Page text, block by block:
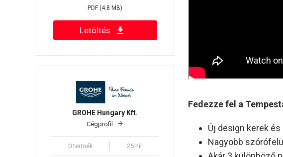
PDF (4.8 MB)
Letöltés
GROHE Hungary Kft.
Cégprofil
0 termék 26 hír
Fedezze fel a
Új design kerek
Nagyobb